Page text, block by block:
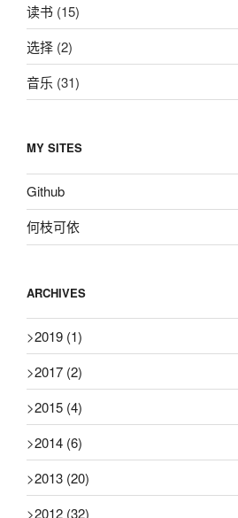
读书 (15)
选择 (2)
音乐 (31)
MY SITES
Github
何枝可依
ARCHIVES
>2019 (1)
>2017 (2)
>2015 (4)
>2014 (6)
>2013 (20)
>2012 (32)